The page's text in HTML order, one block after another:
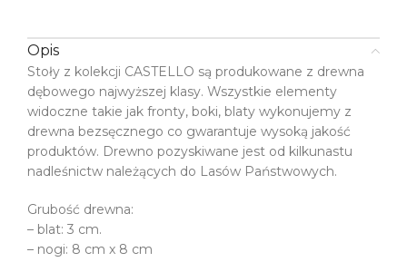
Opis
Stoły z kolekcji CASTELLO są produkowane z drewna
dębowego najwyższej klasy. Wszystkie elementy
widoczne takie jak fronty, boki, blaty wykonujemy z
drewna bezsęcznego co gwarantuje wysoką jakość
produktów. Drewno pozyskiwane jest od kilkunastu
nadleśnictw należących do Lasów Państwowych.
Grubość drewna:
– blat: 3 cm.
– nogi: 8 cm x 8 cm